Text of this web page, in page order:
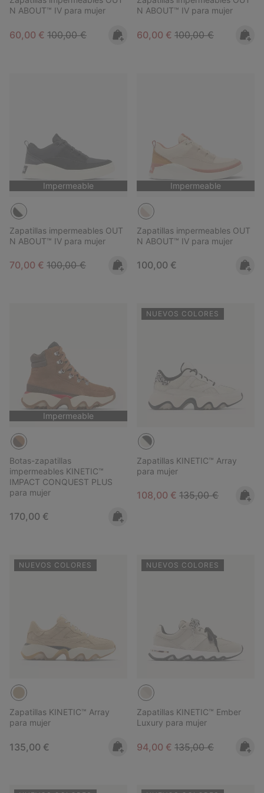
N ABOUT™ IV para mujer
Sale price:
60,00 € Regular price:
100,00 €
N ABOUT™ IV para mujer
Sale price:
60,00 € Regular price:
100,00 €
Impermeable
Zapatillas impermeables OUT
N ABOUT™ IV para mujer
Sale price:
70,00 € Regular price:
100,00 €
Impermeable
Zapatillas impermeables OUT
N ABOUT™ IV para mujer
Regular price:
100,00 €
Impermeable
Botas-zapatillas
impermeables KINETIC™
IMPACT CONQUEST PLUS
para mujer
Regular price:
170,00 €
NUEVOS COLORES
Zapatillas KINETIC™ Array
para mujer
Sale price:
108,00 € Regular price:
135,00 €
NUEVOS COLORES
Zapatillas KINETIC™ Array
para mujer
Regular price:
135,00 €
NUEVOS COLORES
Zapatillas KINETIC™ Ember
Luxury para mujer
Sale price:
94,00 € Regular price:
135,00 €